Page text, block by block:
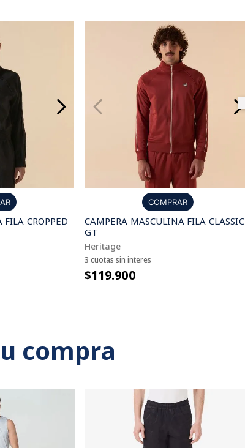
CROPPED
COMPRAR
CAMPERA MASCULINA FILA CLASSIC
GT
Heritage
3 cuotas sin interes
$119.900
compra